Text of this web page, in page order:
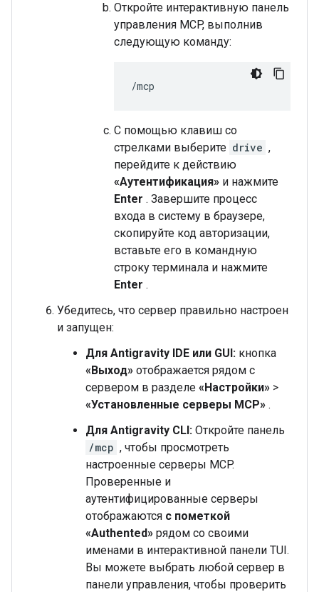
Откройте интерактивную панель
управления MCP, выполнив
следующую команду:
С помощью клавиш со
стрелками выберите drive ,
перейдите к действию
«Аутентификация» и нажмите
Enter . Завершите процесс
входа в систему в браузере,
скопируйте код авторизации,
вставьте его в командную
строку терминала и нажмите
Enter .
Убедитесь, что сервер правильно настроен
и запущен:
Для Antigravity IDE или GUI: кнопка
«Выход» отображается рядом с
сервером в разделе «Настройки» >
«Установленные серверы MCP» .
Для Antigravity CLI: Откройте панель
/mcp , чтобы просмотреть
настроенные серверы MCP.
Проверенные и
аутентифицированные серверы
отображаются с пометкой
«Authented» рядом со своими
именами в интерактивной панели TUI.
Вы можете выбрать любой сервер в
панели управления, чтобы проверить